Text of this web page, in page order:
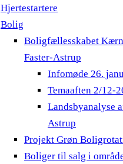
Hjertestartere
Bolig
Boligfællesskabet
Faster-Astrup
Infomøde 26.
Temaaften 2/12-
Landsbyanalyse
Astrup
Projekt Grøn
Boliger til salg i